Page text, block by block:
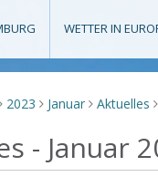
WETTER IN
2023 > Januar > Aktuelles >
- Januar